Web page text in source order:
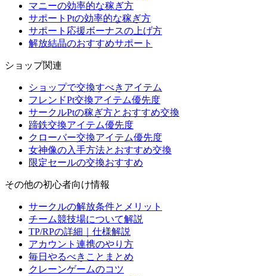
マニーの効率的な稼ぎ方
サポートPtの効率的な稼ぎ方
サポート応援ボーナスの上げ方
解放結晶のおすすめサポート
ショップ関連
ショップで交換すべきアイテム
フレンドPt交換アイテム優先度
サークルPtの稼ぎ方とおすすめ交換
蹄鉄交換アイテム優先度
クローバー交換アイテム優先度
女神像の入手方法とおすすめ交換
限定セールの交換おすすめ
その他の初心者向け情報
サークルの解放条件とメリット
チーム競技場について解説
TP/RPの詳細｜仕様解説
アカウント連携のやり方
毎日やるべきことまとめ
クレーンゲームのコツ